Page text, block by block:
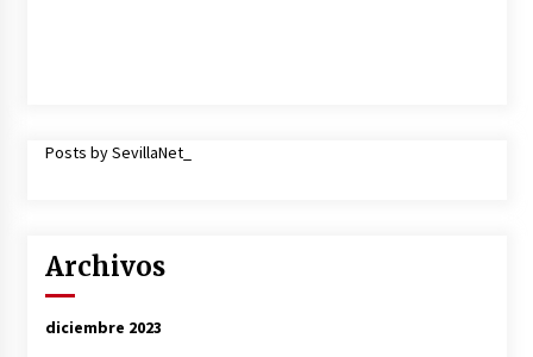
Posts by SevillaNet_
Archivos
diciembre 2023